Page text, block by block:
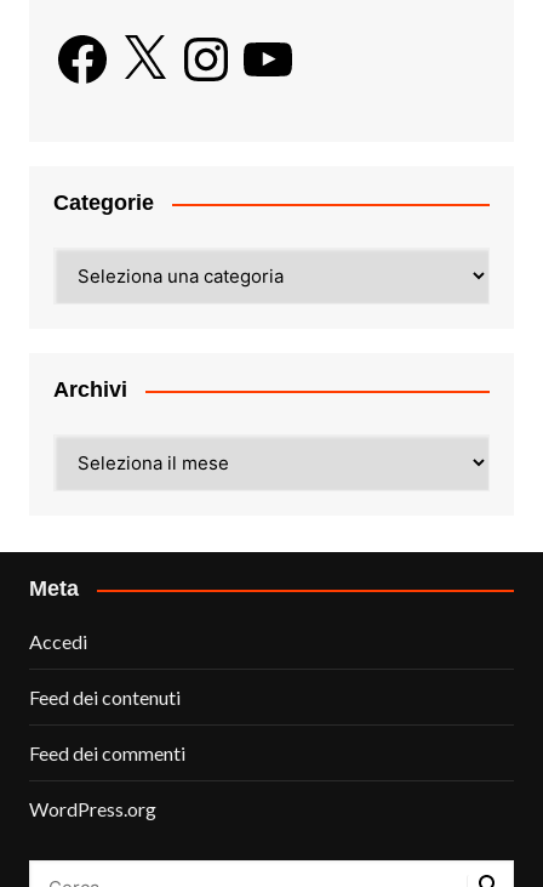
Facebook
X InstagramYouTube
Categorie
Archivi
Meta
Accedi
Feed dei contenuti
Feed dei commenti
WordPress.org